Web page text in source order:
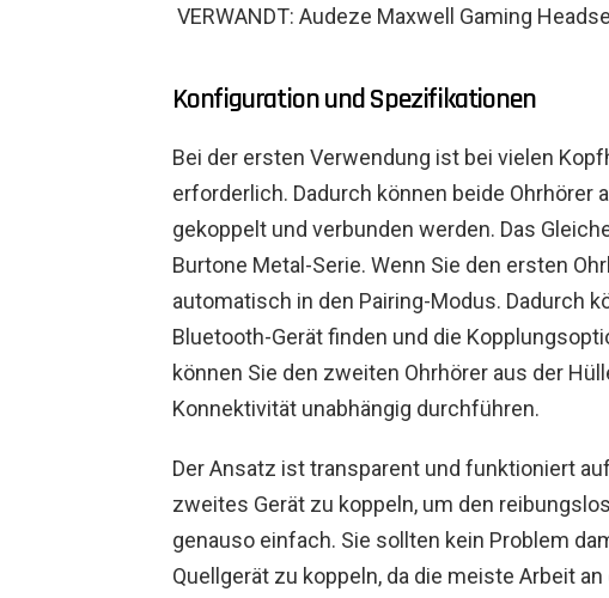
VERWANDT: Audeze Maxwell Gaming
Konfiguration und Spezifikationen
Bei der ersten Verwendung ist bei vielen
erforderlich. Dadurch können beide Ohrhörer
gekoppelt und verbunden werden. Das
Burtone Metal-Serie. Wenn Sie den ersten
automatisch in den Pairing-Modus. Dadurch
Bluetooth-Gerät finden und die
können Sie den zweiten Ohrhörer aus der
Konnektivität unabhängig durchführen.
Der Ansatz ist transparent und funktioniert
zweites Gerät zu koppeln, um den
genauso einfach. Sie sollten kein Problem
Quellgerät zu koppeln, da die meiste Arbeit